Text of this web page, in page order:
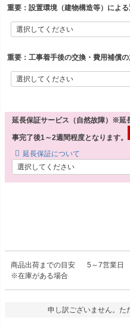
重要：設置環境（建物構造等）によ
重要：工事着手後の交換・費用補償
延長保証サービス（自然故障）※延
事完了後1～2週間程度となります。
延長保証について
商品出荷までの目安
※在庫がある場合
5～7営業日
申し訳ございません。た